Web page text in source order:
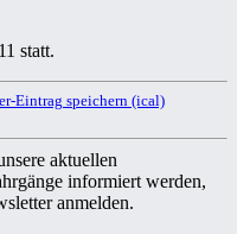
statt.
Eintrag speichern (ical)
aktuellen
informiert werden,
anmelden.